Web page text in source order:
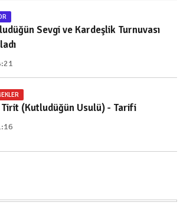
Sevgi ve Kardeşlik Turnuvası
Etli Tirit (Kutludüğün Usulü) - Tarifi